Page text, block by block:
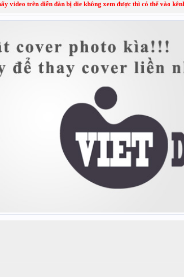
video trên diễn đàn bị die không xem được thì có thể vào